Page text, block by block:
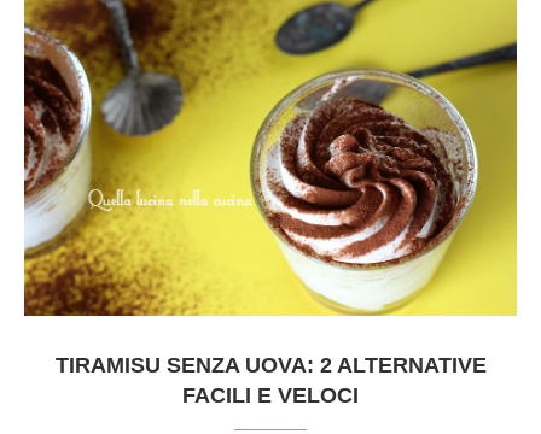
TIRAMISU SENZA UOVA: 2 ALTERNATIVE
FACILI E VELOCI